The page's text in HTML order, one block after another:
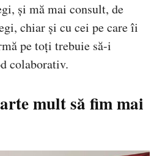
și mă mai consult, de
chiar și cu cei pe care îi
pe toți trebuie să-i
colaborativ.
mult să fim mai